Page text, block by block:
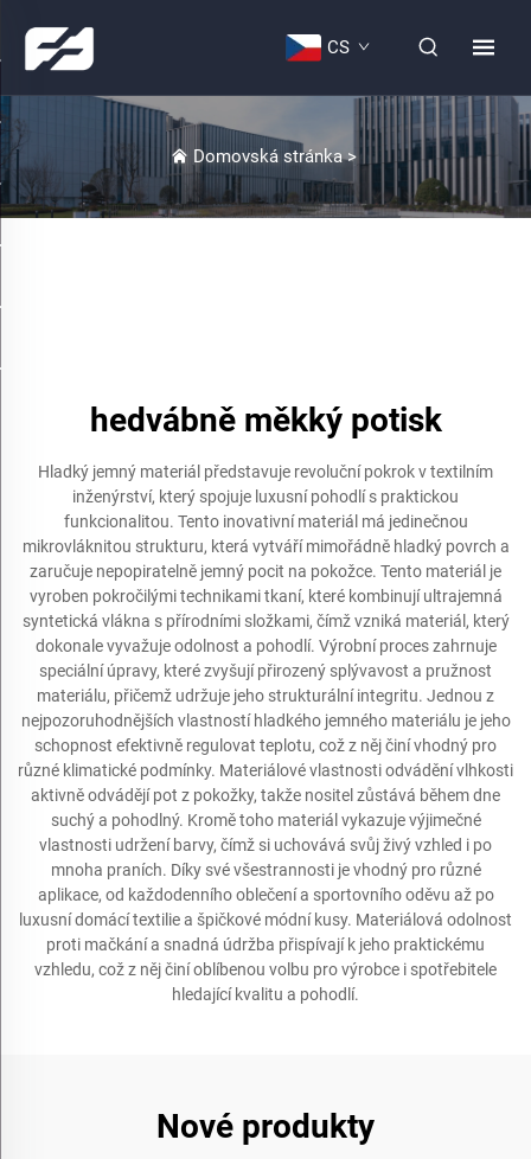
CS
Domovská stránka>
hedvábně měkký potisk
Hladký jemný materiál představuje revoluční pokrok v textilním
inženýrství, který spojuje luxusní pohodlí s praktickou
funkcionalitou. Tento inovativní materiál má jedinečnou
mikrovláknitou strukturu, která vytváří mimořádně hladký povrch a
zaručuje nepopiratelně jemný pocit na pokožce. Tento materiál je
vyroben pokročilými technikami tkaní, které kombinují ultrajemná
syntetická vlákna s přírodními složkami, čímž vzniká materiál, který
dokonale vyvažuje odolnost a pohodlí. Výrobní proces zahrnuje
speciální úpravy, které zvyšují přirozený splývavost a pružnost
materiálu, přičemž udržuje jeho strukturální integritu. Jednou z
nejpozoruhodnějších vlastností hladkého jemného materiálu je jeho
schopnost efektivně regulovat teplotu, což z něj činí vhodný pro
různé klimatické podmínky. Materiálové vlastnosti odvádění vlhkosti
aktivně odvádějí pot z pokožky, takže nositel zůstává během dne
suchý a pohodlný. Kromě toho materiál vykazuje výjimečné
vlastnosti udržení barvy, čímž si uchovává svůj živý vzhled i po
mnoha praních. Díky své všestrannosti je vhodný pro různé
aplikace, od každodenního oblečení a sportovního oděvu až po
luxusní domácí textilie a špičkové módní kusy. Materiálová odolnost
proti mačkání a snadná údržba přispívají k jeho praktickému
vzhledu, což z něj činí oblíbenou volbu pro výrobce i spotřebitele
hledající kvalitu a pohodlí.
Nové produkty